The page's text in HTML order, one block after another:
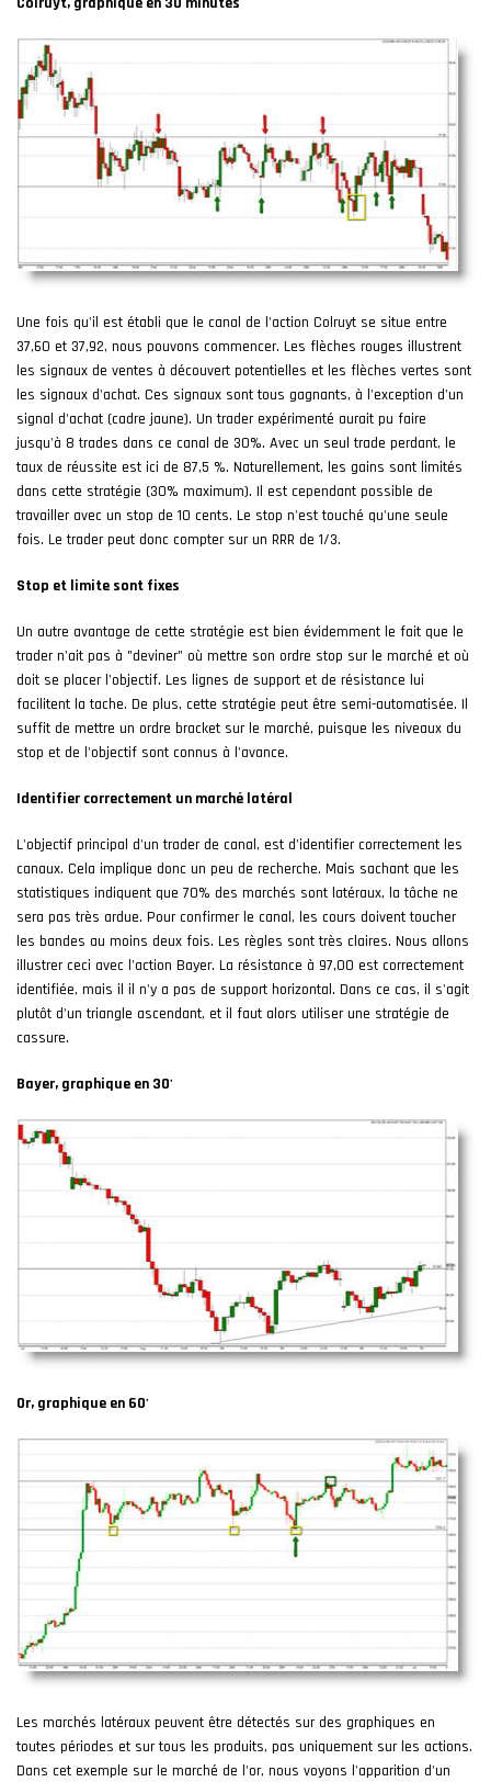
Une fois qu'il est établi que le canal de l'action Colruyt se situe entre
37,60 et 37,92, nous pouvons commencer. Les flèches rouges illustrent
les signaux de ventes à découvert potentielles et les flèches vertes sont
les signaux d'achat. Ces signaux sont tous gagnants, à l'exception d'un
signal d'achat (cadre jaune). Un trader expérimenté aurait pu faire
jusqu'à 8 trades dans ce canal de 30%. Avec un seul trade perdant, le
taux de réussite est ici de 87,5 %. Naturellement, les gains sont limités
dans cette stratégie (30% maximum). Il est cependant possible de
travailler avec un stop de 10 cents. Le stop n'est touché qu'une seule
fois. Le trader peut donc compter sur un RRR de 1/3.
Stop et limite sont fixes
Un autre avantage de cette stratégie est bien évidemment le fait que le
trader n'ait pas à "deviner" où mettre son ordre stop sur le marché et où
doit se placer l'objectif. Les lignes de support et de résistance lui
facilitent la tache. De plus, cette stratégie peut être semi-automatisée. Il
suffit de mettre un ordre bracket sur le marché, puisque les niveaux du
stop et de l'objectif sont connus à l'avance.
Identifier correctement un marché latéral
L'objectif principal d'un trader de canal, est d'identifier correctement les
canaux. Cela implique donc un peu de recherche. Mais sachant que les
statistiques indiquent que 70% des marchés sont latéraux, la tâche ne
sera pas très ardue. Pour confirmer le canal, les cours doivent toucher
les bandes au moins deux fois. Les règles sont très claires. Nous allons
illustrer ceci avec l'action Bayer. La résistance à 97,00 est correctement
identifiée, mais il il n'y a pas de support horizontal. Dans ce cas, il s'agit
plutôt d'un triangle ascendant, et il faut alors utiliser une stratégie de
cassure.
Bayer, graphique en 30'
Or, graphique en 60'
Les marchés latéraux peuvent être détectés sur des graphiques en
toutes périodes et sur tous les produits, pas uniquement sur les actions.
Dans cet exemple sur le marché de l'or, nous voyons l'apparition d'un